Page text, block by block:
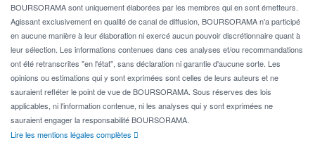
BOURSORAMA sont uniquement élaborées par les membres qui en sont émetteurs.
Agissant exclusivement en qualité de canal de diffusion, BOURSORAMA n'a participé
en aucune manière à leur élaboration ni exercé aucun pouvoir discrétionnaire quant à
leur sélection. Les informations contenues dans ces analyses et/ou recommandations
ont été retranscrites "en l'état", sans déclaration ni garantie d'aucune sorte. Les
opinions ou estimations qui y sont exprimées sont celles de leurs auteurs et ne
sauraient refléter le point de vue de BOURSORAMA. Sous réserves des lois
applicables, ni l'information contenue, ni les analyses qui y sont exprimées ne
sauraient engager la responsabilité BOURSORAMA.
Lire les mentions légales complètes